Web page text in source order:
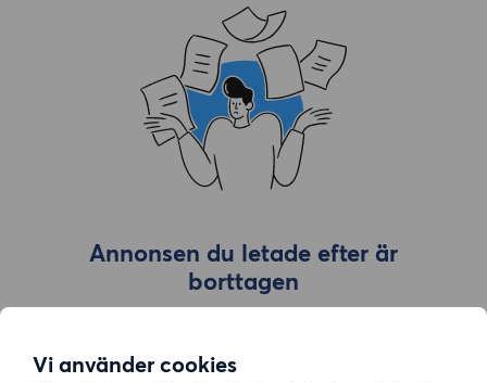
Vi använder cookies
Annonsen du letade efter är
borttagen
Gå till sök